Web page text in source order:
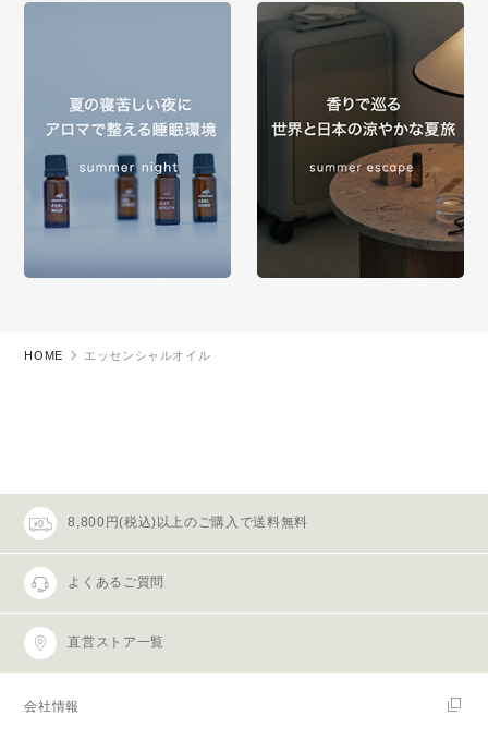
HOME エッセンシャルオイル
8,800円(税込)以上のご購入で送料無料
よくあるご質問
直営ストア一覧
会社情報